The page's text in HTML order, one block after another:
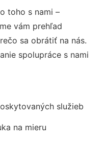
toho s nami –
vám prehľad
sa obrátiť na nás.
spolupráce s nami
služieb
na mieru